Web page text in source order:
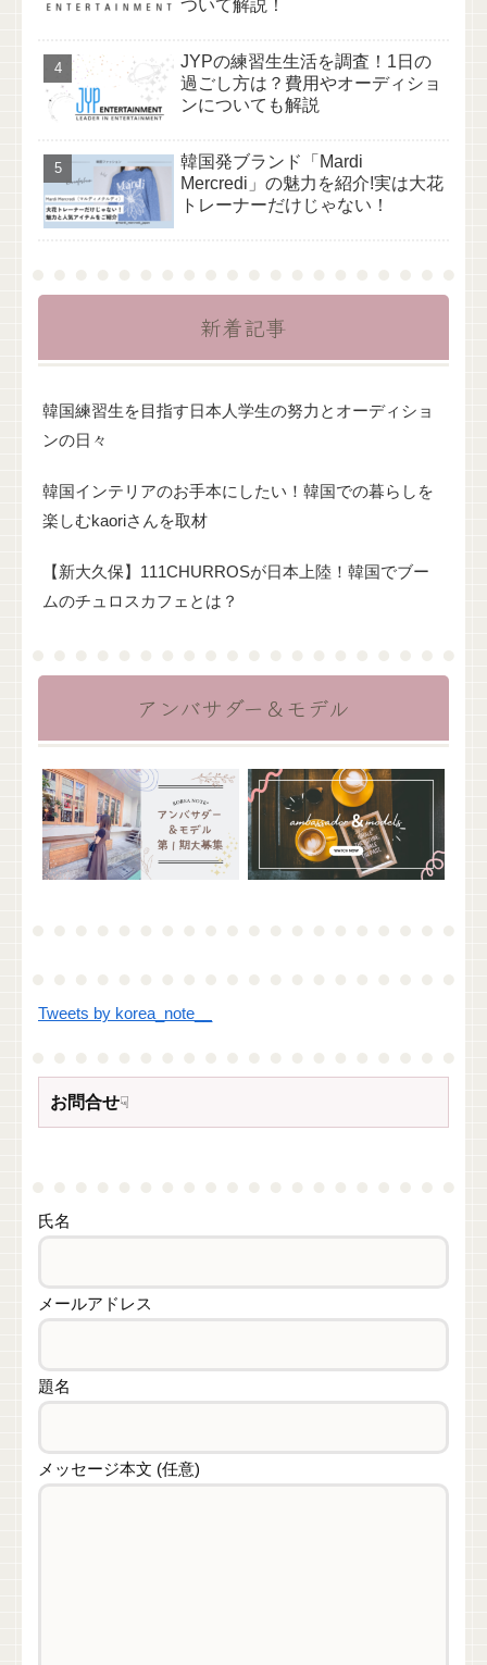
ついて解説！
JYPの練習生生活を調査！1日の
過ごし方は？費用やオーディショ
ンについても解説
韓国発ブランド「Mardi
Mercredi」の魅力を紹介!実は大花
トレーナーだけじゃない！
新着記事
韓国練習生を目指す日本人学生の努力とオーディショ
ンの日々
韓国インテリアのお手本にしたい！韓国での暮らしを
楽しむkaoriさんを取材
【新大久保】111CHURROSが日本上陸！韓国でブー
ムのチュロスカフェとは？
アンバサダー＆モデル
Tweets by korea_note__
お問合せ☟
氏名
メールアドレス
題名
メッセージ本文 (任意)